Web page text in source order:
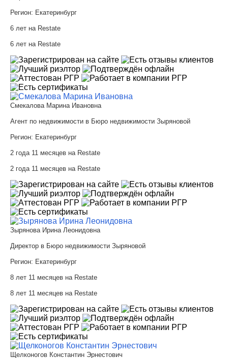
Регион: Екатеринбург
6 лет на Restate
6 лет на Restate
Смекалова Марина Ивановна
Агент по недвижимости в Бюро недвижимости Зыряновой
Регион: Екатеринбург
2 года 11 месяцев на Restate
2 года 11 месяцев на Restate
Зырянова Ирина Леонидовна
Директор в Бюро недвижимости Зыряновой
Регион: Екатеринбург
8 лет 11 месяцев на Restate
8 лет 11 месяцев на Restate
Щелконогов Константин Эрнестович